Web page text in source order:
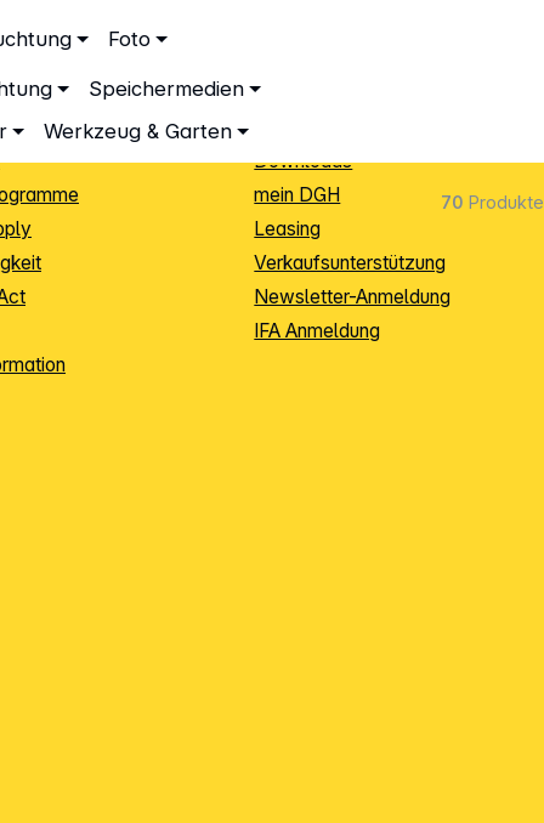
Foto
Speichermedien
Werkzeug & Garten
70 Produkte
Sendungsverfolgung
Downloads
mein DGH
Leasing
Verkaufsunterstützung
Newsletter-Anmeldung
IFA Anmeldung